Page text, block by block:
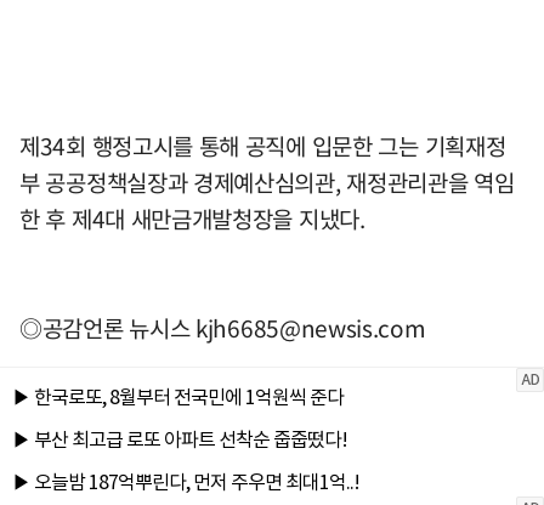
제34회 행정고시를 통해 공직에 입문한 그는 기획재정
부 공공정책실장과 경제예산심의관, 재정관리관을 역임
한 후 제4대 새만금개발청장을 지냈다.
◎공감언론 뉴시스kjh6685@newsis.com